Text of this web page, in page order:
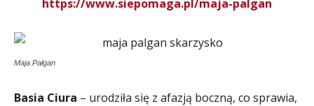
https://www.siepomaga.pl/maja-palgan
Maja Pałgan
Basia Ciura – urodziła się z afazją boczną, co sprawia,